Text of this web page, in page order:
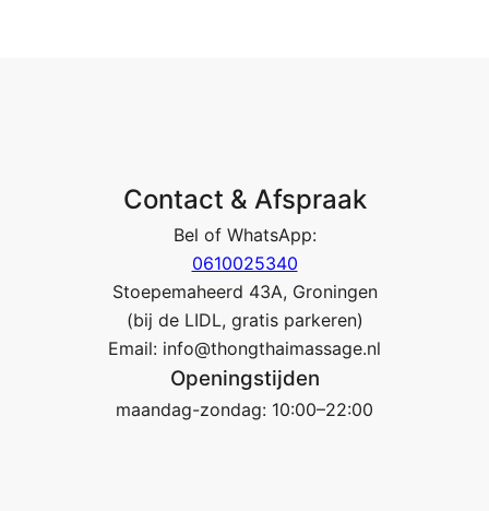
Contact & Afspraak
Bel of WhatsApp:
0610025340
Stoepemaheerd 43A, Groningen
(bij de LIDL, gratis parkeren)
Email: info@thongthaimassage.nl
Openingstijden
maandag-zondag: 10:00–22:00